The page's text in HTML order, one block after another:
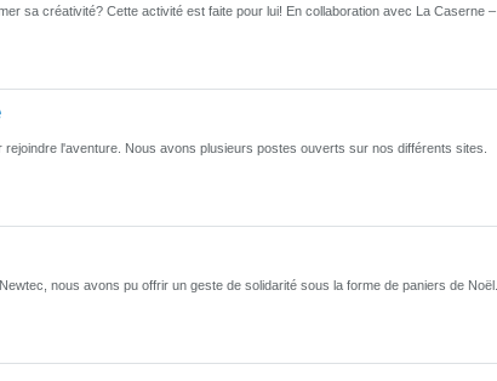
sa créativité? Cette activité est faite pour lui! En collaboration avec La Caserne –
l'aventure. Nous avons plusieurs postes ouverts sur nos différents sites.
nous avons pu offrir un geste de solidarité sous la forme de paniers de Noël.